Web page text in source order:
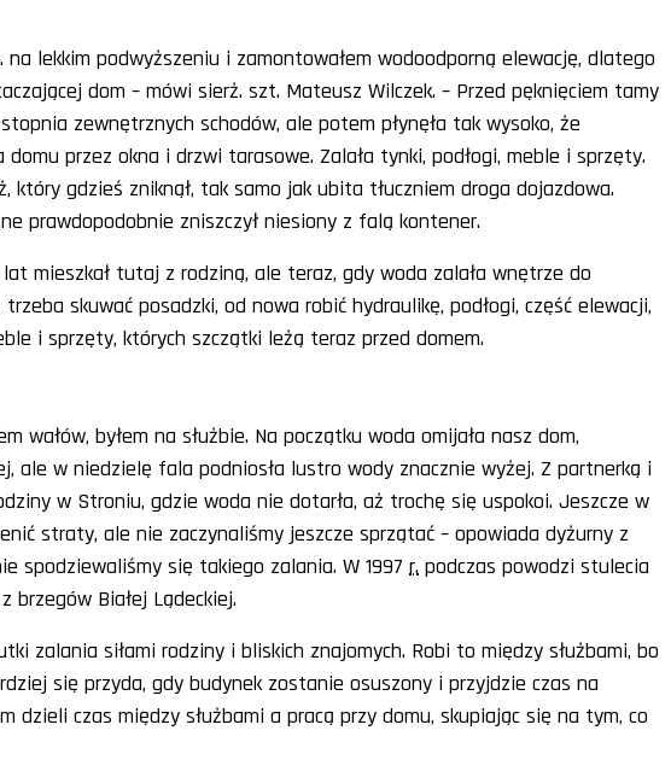
na lekkim podwyższeniu i zamontowałem wodoodporną elewację, dlatego
dom – mówi sierż. szt. Mateusz Wilczek. – Przed pęknięciem tamy
zewnętrznych schodów, ale potem płynęła tak wysoko, że
przez okna i drzwi tarasowe. Zalała tynki, podłogi, meble i sprzęty.
który gdzieś zniknął, tak samo jak ubita tłuczniem droga dojazdowa.
prawdopodobnie zniszczył niesiony z falą kontener.
mieszkał tutaj z rodziną, ale teraz, gdy woda zalała wnętrze do
skuwać posadzki, od nowa robić hydraulikę, podłogi, część elewacji,
i sprzęty, których szczątki leżą teraz przed domem.
wałów, byłem na służbie. Na początku woda omijała nasz dom,
ale w niedzielę fala podniosła lustro wody znacznie wyżej. Z partnerką i
w Stroniu, gdzie woda nie dotarła, aż trochę się uspokoi. Jeszcze w
straty, ale nie zaczynaliśmy jeszcze sprzątać – opowiada dyżurny z
spodziewaliśmy się takiego zalania. W 1997 r. podczas powodzi stulecia
brzegów Białej Lądeckiej.
zalania siłami rodziny i bliskich znajomych. Robi to między służbami, bo
się przyda, gdy budynek zostanie osuszony i przyjdzie czas na
dzieli czas między służbami a pracą przy domu, skupiając się na tym, co